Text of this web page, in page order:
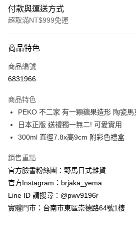
付款與運送方式
超取滿NT$999免運
信用卡一次付款
信用卡分期付款
合作金庫商業銀行
華南商業銀行
彰化
上海商業儲蓄銀行
國泰世華商業銀行
兆豐
匯豐（台灣）商業銀行
聯邦商業銀行
玉山商業銀行
台新國際商業銀行
台灣樂天信用卡公司
超商取貨付款
LINE Pay
街口支付
悠遊付
Google Pay
商品特色
商品編號
6831966
商品特色
PEKO 不二家 有一顆糖果造形 陶瓷
日本正版 送禮獨一無二! 可愛實用
300ml 直徑7.8x高9cm 附彩色禮盒
銷售重點
官方臉書粉絲團：野馬日式雜貨
官方Instagram：brjaka_yema
Line ID 請搜尋：@pwv9196r
實體門市：台南市東區崇德路64號1樓